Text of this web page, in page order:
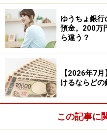
【30万円・50万円を預けた
・30万円を預けた場合：
・50万円を預けた場合：
参照：パワーダイレクト円
ゆうちょ銀行「定
誰もがなじみのある安心
金に預けた場合も見てみ
ゆうちょ銀
預金。200万
ら違う？
【2026年7
けるならど
この記事に